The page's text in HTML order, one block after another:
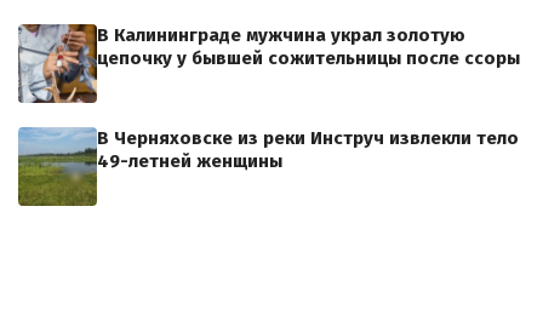
В Калининграде мужчина украл золотую
цепочку у бывшей сожительницы после ссоры
В Черняховске из реки Инструч извлекли тело
49-летней женщины